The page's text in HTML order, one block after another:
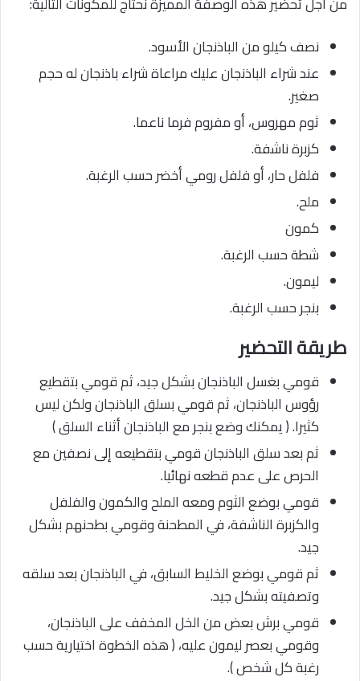
نصف كيلو من الباذنجان الأسود.
عند شراء الباذنجان عليك مراعاة شراء باذنجان له حجم
صغير.
ثوم مهروس، أو مفروم فرما ناعما.
كزبرة ناشفة.
فلفل حار، أو فلفل رومي أخضر حسب الرغبة.
ملح.
كمون
شطة حسب الرغبة.
ليمون.
بنجر حسب الرغبة.
طريقة التحضير
قومي بغسل الباذنجان بشكل جيد، ثم قومي بتقطيع
رؤوس الباذنجان، ثم قومي بسلق الباذنجان ولكن ليس
كثيرا. ( يمكنك وضع بنجر مع الباذنجان أثناء السلق )
ثم بعد سلق الباذنجان قومي بتقطيعه إلى نصفين مع
الحرص على عدم قطعه نهائيا.
قومي بوضع الثوم ومعه الملح والكمون والفلفل
والكزبرة الناشفة، في المطحنة وقومي بطحنهم بشكل
جيد.
ثم قومي بوضع الخليط السابق، في الباذنجان بعد سلقه
وتصفيته بشكل جيد.
قومي برش بعض من الخل المخفف على الباذنجان،
وقومي بعصر ليمون عليه، ( هذه الخطوة اختيارية حسب
رغبة كل شخص ).